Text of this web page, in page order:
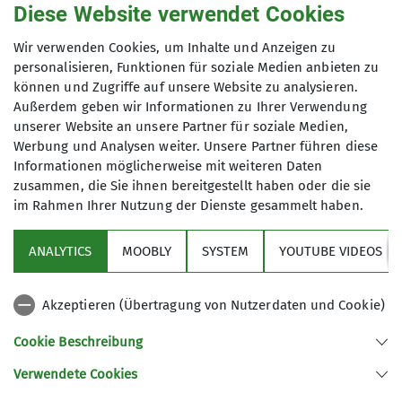
Jugend2024 Klettern2024 Klettersteige2024
Schneeschuhtouren2024 Senioren2024 Skitouren2024
Bundesverband
Service
Diese Website verwendet Cookies
Wir verwenden Cookies, um Inhalte und Anzeigen zu
personalisieren, Funktionen für soziale Medien anbieten zu
können und Zugriffe auf unsere Website zu analysieren.
Außerdem geben wir Informationen zu Ihrer Verwendung
unserer Website an unsere Partner für soziale Medien,
Werbung und Analysen weiter. Unsere Partner führen diese
Informationen möglicherweise mit weiteren Daten
zusammen, die Sie ihnen bereitgestellt haben oder die sie
im Rahmen Ihrer Nutzung der Dienste gesammelt haben.
ANALYTICS MOOBLY SYSTEM YOUTUBE VIDEOS
Akzeptieren (Übertragung von Nutzerdaten und Cookie)
Cookie Beschreibung
Verwendete Cookies